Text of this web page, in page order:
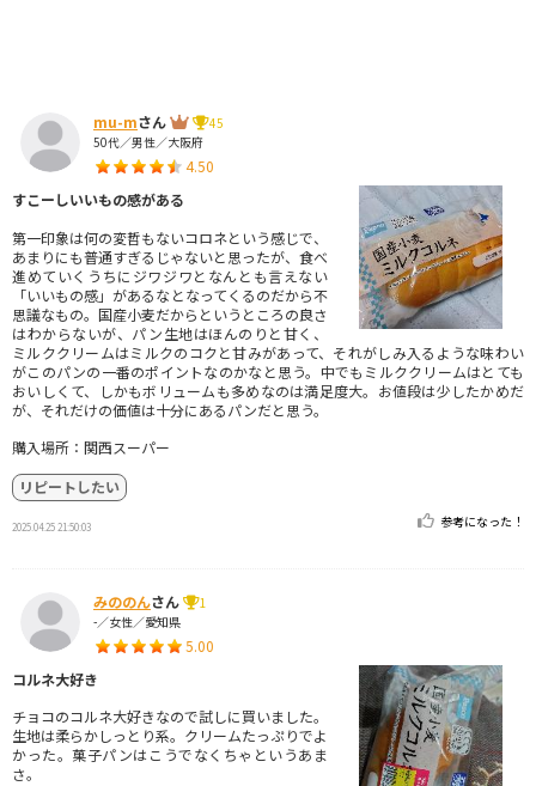
mu-mさん
45
50代／男性／大阪府
4.50
すこーしいいもの感がある
第一印象は何の変哲もないコロネという感じで、
あまりにも普通すぎるじゃないと思ったが、食べ
進めていくうちにジワジワとなんとも言えない
「いいもの感」があるなとなってくるのだから不
思議なもの。国産小麦だからというところの良さ
はわからないが、パン生地はほんのりと甘く、
ミルククリームはミルクのコクと甘みがあって、それがしみ入るような味わい
がこのパンの一番のポイントなのかなと思う。中でもミルククリームはとても
おいしくて、しかもボリュームも多めなのは満足度大。お値段は少したかめだ
が、それだけの価値は十分にあるパンだと思う。
購入場所：関西スーパー
リピートしたい
2025.04.25 21:50:03 参考になった！
みののんさん
1
-／女性／愛知県
5.00
コルネ大好き
チョコのコルネ大好きなので試しに買いました。
生地は柔らかしっとり系。クリームたっぷりでよ
かった。菓子パンはこうでなくちゃというあま
さ。